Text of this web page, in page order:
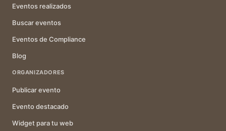
Eventos realizados
Buscar eventos
Eventos de Compliance
Blog
ORGANIZADORES
Publicar evento
Evento destacado
Widget para tu web